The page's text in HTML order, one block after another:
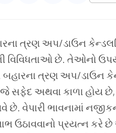
ત્રણ અપ/ડાઉન
વિવિધતાઓ છે. તેઓનો
બહારના ત્રણ અપ/ડાઉન
જે સફેદ અથવા કાળા હોય છે,
છે. વેપારી ભાવનામાં
ઉઠાવવાનો પ્રયત્ન કરે છે